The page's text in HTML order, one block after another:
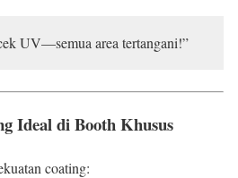
UV—semua area tertangani!”
Ideal di Booth Khusus
coating: